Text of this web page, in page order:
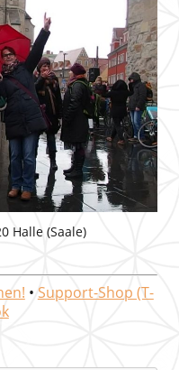
Halle (Saale)
• Support-Shop (T-